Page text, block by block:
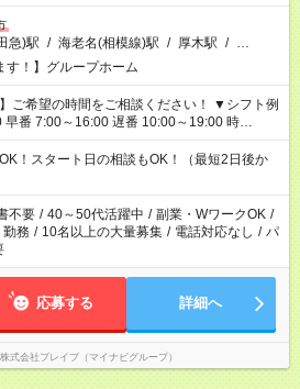
急)駅 / 海老名(相模線)駅 / 厚木駅 / …
す！】グループホーム
希望の時間をご相談ください！ ▼シフト例
早番 7:00～16:00 遅番 10:00～19:00 時
朝はゆっくりのスタートがいい」 「お昼の時
」 など、ご希望があれば教えてください
！スタート日の相談もOK！（最短2日後か
不要 / 40～50代活躍中 / 副業・WワークOK /
勤務 / 10名以上の大量募集 / 電話対応なし / パ
応募する 詳細へ
株式会社ブレイブ（マイナビグループ）